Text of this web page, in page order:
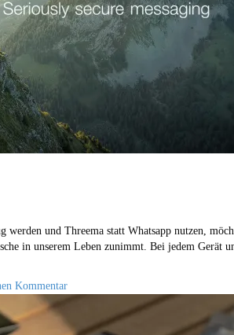
und Threema statt Whatsapp nutzen,
in unserem Leben zunimmt. Bei jedem Gerät
Kommentar